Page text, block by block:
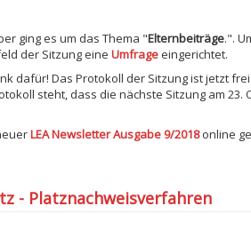
ging es um das Thema "Elternbeiträge.".
der Sitzung eine Umfrageeingerichtet.
dafür! Das Protokoll der Sitzung ist jetzt
steht, dass die nächste Sitzung am
LEA Newsletter Ausgabe 9/2018online
- Platznachweisverfahren